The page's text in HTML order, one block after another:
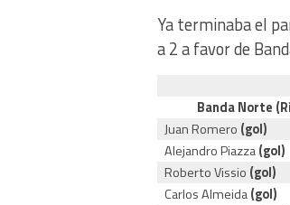
Ya terminaba el
a 2 a favor de
Banda Norte
Juan Romero (gol)
Alejandro Piazza(gol)
Roberto Vissio (gol)
Carlos Almeida(gol)